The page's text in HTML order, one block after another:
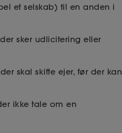
et selskab) til en anden i
sker udlicitering eller
skal skifte ejer, før der kan
ikke tale om en